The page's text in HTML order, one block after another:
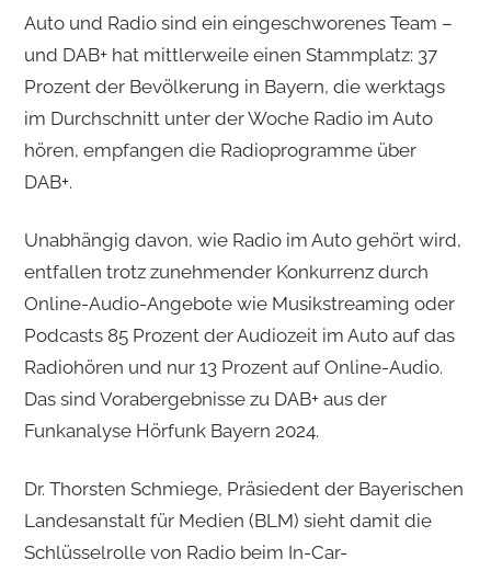
Auto und Radio sind ein eingeschworenes Team –
und DAB+ hat mittlerweile einen Stammplatz: 37
Prozent der Bevölkerung in Bayern, die werktags
im Durchschnitt unter der Woche Radio im Auto
hören, empfangen die Radioprogramme über
DAB+.
Unabhängig davon, wie Radio im Auto gehört wird,
entfallen trotz zunehmender Konkurrenz durch
Online-Audio-Angebote wie Musik­streaming oder
Podcasts 85 Prozent der Audiozeit im Auto auf das
Radiohören und nur 13 Prozent auf Online-Audio.
Das sind Vorabergebnisse zu DAB+ aus der
Funkanalyse Hörfunk Bayern 2024.
Dr. Thorsten Schmiege, Präsiedent der Bayerischen
Landesanstalt für Medien (BLM) sieht damit die
Schlüsselrolle von Radio beim In-Car-